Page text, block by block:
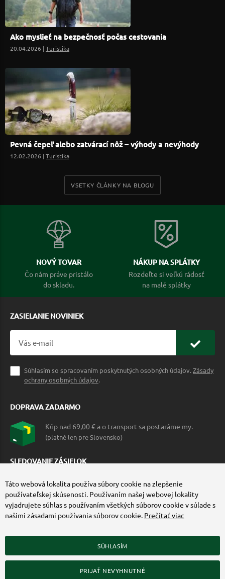
Ako myslieť na bezpečnosť počas cestovania
20.04.2026 |Turistika
Pevná čepeľ alebo zatvárací nôž – výhody a nevýhody
12.02.2026 |Turistika
VSETKY ČLÁNKY NA BLOGU
NOVÝ TOVAR
Čo nám práve pristálo
do skladu.
NÁKUP NA SPLÁTKY
Rozdeľte si veľkú rádosť
na malé splátky
ZASIELANIE NOVINIEK
Súhlasím so spracovaním poskytnutých osobných údajov.Zásady
ochrany osobných údajov.
DOPRAVA ZADARMO
Kúp nad 69,00 € a o transport sa postaráme my.
(platné len pre Slovensko)
SLEDOVANIE ZÁSIELOK
ZÍSKAJTE VIAC O COMMANDO.SK
Táto webová lokalita používa súbory cookie na zlepšenie
používateľskej skúsenosti. Používaním našej webovej lokality
vyjadrujete súhlas s používaním všetkých súborov cookie v súlade s
našimi zásadami používania súborov cookie. Prečítať viac
SÚHLASÍM
PRIJAŤ NEVYHNUTNÉ